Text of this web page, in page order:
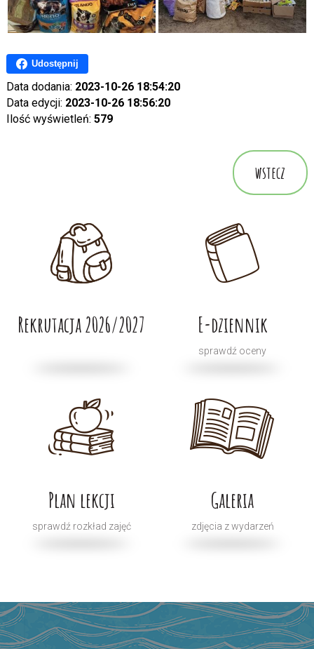
Udostępnij
Data dodania: 2023-10-26 18:54:20
Data edycji: 2023-10-26 18:56:20
Ilość wyświetleń: 579
wstecz
Rekrutacja 2026/2027 E-dziennik
sprawdź oceny
Plan lekcji
sprawdź rozkład zajęć
Galeria
zdjęcia z wydarzeń